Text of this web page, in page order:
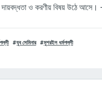
দায়বদ্ধতা ও করণীয় বিষয় উঠে আসে। -
যুব সেমিনার মুশরইল ধর্মপল্লী